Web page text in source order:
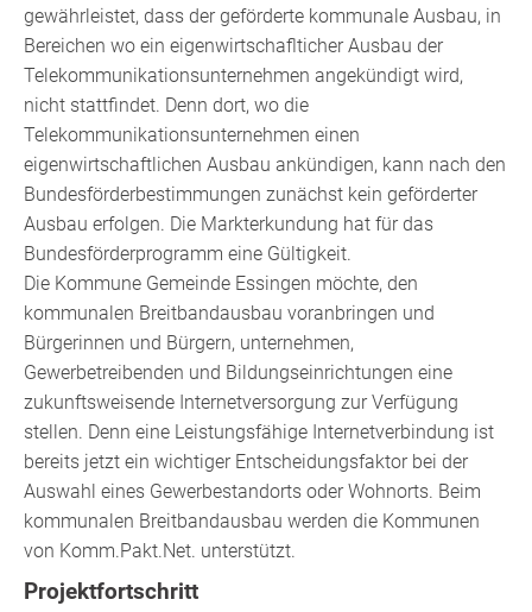
gewährleistet, dass der geförderte kommunale Ausbau, in
Bereichen wo ein eigenwirtschaflticher Ausbau der
Telekommunikationsunternehmen angekündigt wird,
nicht stattfindet. Denn dort, wo die
Telekommunikationsunternehmen einen
eigenwirtschaftlichen Ausbau ankündigen, kann nach den
Bundesförderbestimmungen zunächst kein geförderter
Ausbau erfolgen. Die Markterkundung hat für das
Bundesförderprogramm eine Gültigkeit.
Die Kommune Gemeinde Essingen möchte, den
kommunalen Breitbandausbau voranbringen und
Bürgerinnen und Bürgern, unternehmen,
Gewerbetreibenden und Bildungseinrichtungen eine
zukunftsweisende Internetversorgung zur Verfügung
stellen. Denn eine Leistungsfähige Internetverbindung ist
bereits jetzt ein wichtiger Entscheidungsfaktor bei der
Auswahl eines Gewerbestandorts oder Wohnorts. Beim
kommunalen Breitbandausbau werden die Kommunen
von Komm.Pakt.Net. unterstützt.
Projektfortschritt